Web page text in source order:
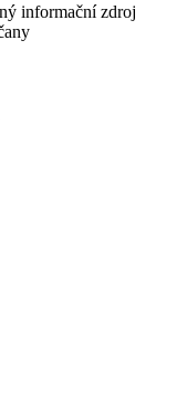
informační zdroj